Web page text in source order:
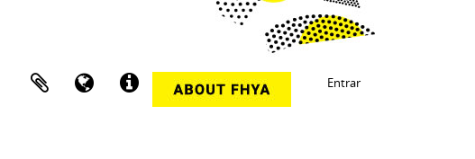
Entrar